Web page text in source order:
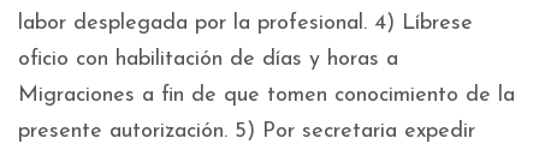
labor desplegada por la profesional. 4) Líbrese
oficio con habilitación de días y horas a
Migraciones a fin de que tomen conocimiento de la
presente autorización. 5) Por secretaria expedir